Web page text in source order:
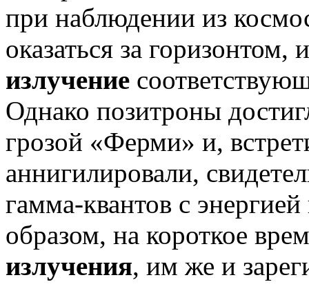
при наблюдении из
оказаться за
излучение
Однако позитроны
грозой «Ферми» и,
аннигилировали,
гамма-квантов с
образом, на короткое
излучения, им же и